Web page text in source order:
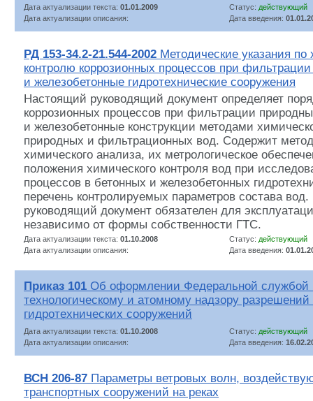
Дата актуализации текста: 01.01.2009 Статус: действующий
Дата актуализации описания:
Дата введения:
РД 153-34.2-21.544-2002 Методические указания
контролю коррозионных процессов при
и железобетонные гидротехнические сооружения
Настоящий руководящий документ определяет
коррозионных процессов при фильтрации
и железобетонные конструкции методами
природных и фильтрационных вод. Содержит
химического анализа, их метрологическое
положения химического контроля вод при
процессов в бетонных и железобетонных
перечень контролируемых параметров состава
руководящий документ обязателен для
независимо от формы собственности ГТС.
Дата актуализации текста: 01.10.2008 Статус: действующий
Дата актуализации описания:
Дата введения:
Приказ 101 Об оформлении Федеральной службой
технологическому и атомному надзору
гидротехнических сооружений
Дата актуализации текста: 01.10.2008 Статус: действующий
Дата актуализации описания:
Дата введения:
ВСН 206-87 Параметры ветровых волн,
транспортных сооружений на реках